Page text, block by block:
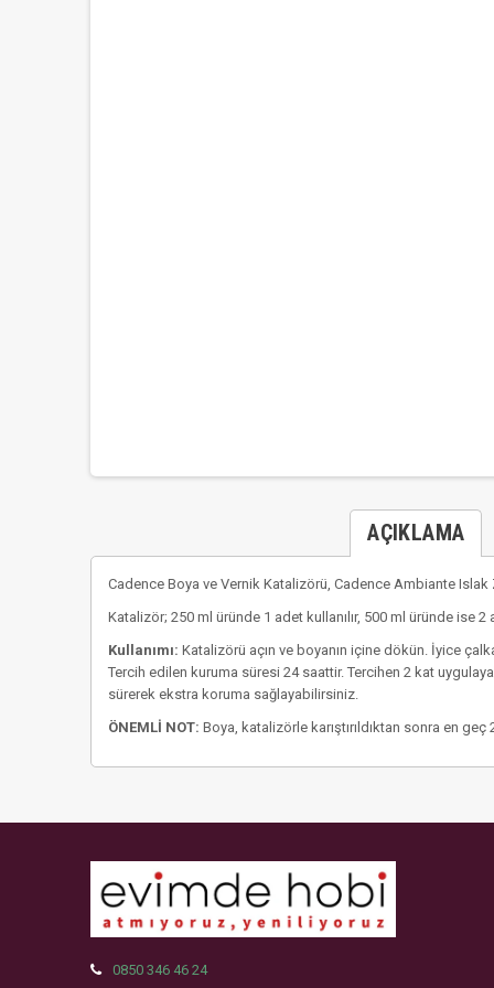
AÇIKLAMA
Cadence Boya ve Vernik Katalizörü, Cadence Ambiante Islak
Katalizör; 250 ml üründe 1 adet kullanılır, 500 ml üründe ise 2
Kullanımı: Katalizörü açın ve boyanın içine dökün. İyice
Tercih edilen kuruma süresi 24 saattir. Tercihen 2 kat
sürerek ekstra koruma sağlayabilirsiniz.
ÖNEMLİ NOT: Boya, katalizörle karıştırıldıktan sonra en geç
0850 346 46 24